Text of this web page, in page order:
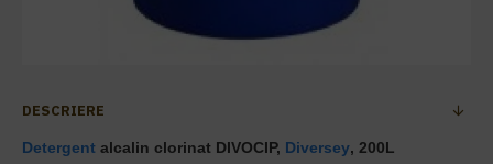
DESCRIERE
Detergent alcalin clorinat DIVOCIP, Diversey, 200L